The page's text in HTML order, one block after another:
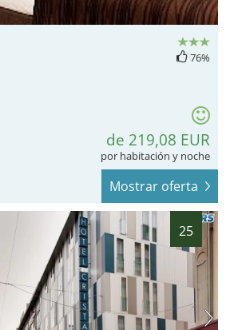
76%
de 219,08 EUR
por habitación y noche
Mostrar oferta
25